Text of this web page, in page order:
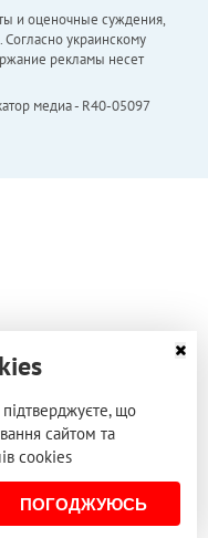
и оценочные суждения,
украинскому
рекламы несет
медиа - R40-05097
що
сайтом та
cookies
ПОГОДЖУЮСЬ